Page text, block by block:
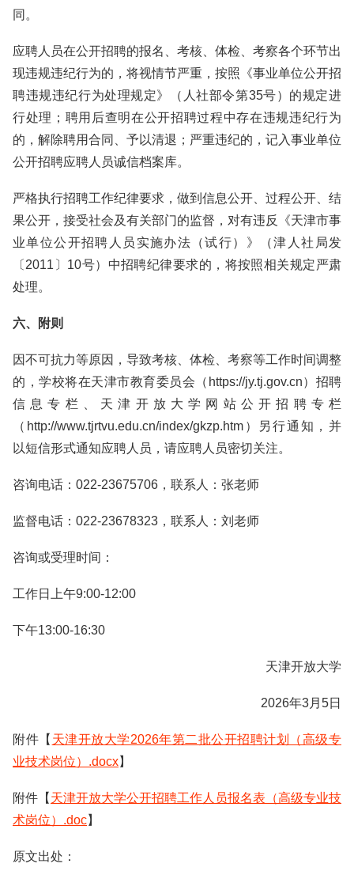
同。
应聘人员在公开招聘的报名、考核、体检、考察各个环节出
现违规违纪行为的，将视情节严重，按照《事业单位公开招
聘违规违纪行为处理规定》（人社部令第35号）的规定进
行处理；聘用后查明在公开招聘过程中存在违规违纪行为
的，解除聘用合同、予以清退；严重违纪的，记入事业单位
公开招聘应聘人员诚信档案库。
严格执行招聘工作纪律要求，做到信息公开、过程公开、结
果公开，接受社会及有关部门的监督，对有违反《天津市事
业单位公开招聘人员实施办法（试行）》（津人社局发
〔2011〕10号）中招聘纪律要求的，将按照相关规定严肃
处理。
六、附则
因不可抗力等原因，导致考核、体检、考察等工作时间调整
的，学校将在天津市教育委员会（https://jy.tj.gov.cn）招聘
信息专栏、天津开放大学网站公开招聘专栏
（http://www.tjrtvu.edu.cn/index/gkzp.htm）另行通知，并
以短信形式通知应聘人员，请应聘人员密切关注。
咨询电话：022-23675706，联系人：张老师
监督电话：022-23678323，联系人：刘老师
咨询或受理时间：
工作日上午9:00-12:00
下午13:00-16:30
天津开放大学
2026年3月5日
附件【 天津开放大学2026年第二批公开招聘计划（高级专
业技术岗位）.docx】
附件【 天津开放大学公开招聘工作人员报名表（高级专业技
术岗位）.doc】
原文出处：